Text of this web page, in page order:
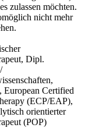
Dipl.
European Certified
(ECP/EAP),
orientierter
(POP)
zulassen möchten.
nicht mehr